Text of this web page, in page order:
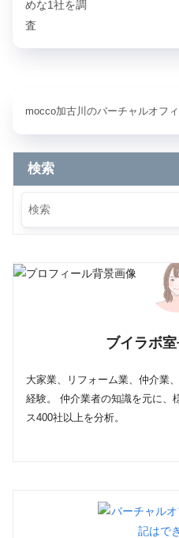
mocco加古川のバーチャルオフ
検索
ブイラボ
大家業、リフォーム業、仲介業
経験。 仲介業者の知識を元に、
ス400社以上を分析。